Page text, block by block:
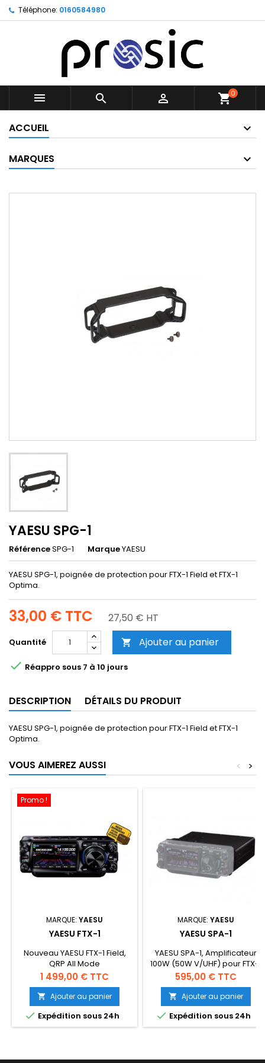
Téléphone: 0160584980
   shopping_cart0
ACCUEIL
MARQUES
YAESU SPG-1
RéférenceSPG-1 MarqueYAESU
YAESU SPG-1, poignée de protection pour FTX-1 Field et FTX-1
Optima.
33,00 € TTC 27,50 € HT
Quantité  Ajouter au panier
 Réappro sous 7 à 10 jours
DESCRIPTION DÉTAILS DU PRODUIT
YAESU SPG-1, poignée de protection pour FTX-1 Field et FTX-1
Optima.
VOUS AIMEREZ AUSSI >
<
Promo !
MARQUE: YAESU
YAESU FTX-1
Nouveau YAESU FTX-1 Field,
QRP All Mode
HF/50/144/430MHz 10W
transceiver ( avec ampli
100W) tuner automatique
optionnel. Modification
offerte 3 ANS DE GARANTIE
Réference : AH084M003
Prix
1 499,00 € TTC
 Ajouter au panier
 Expédition sous 24h
MARQUE: YAESU
YAESU SPA-1
YAESU SPA-1, Amplificateur
100W (50W V/UHF) pour FTX-1
Field.
Prix
595,00 € TTC
 Ajouter au panier
 Expédition sous 24h